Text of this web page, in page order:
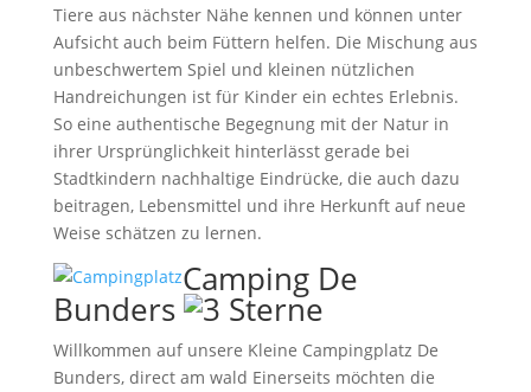
Tiere aus nächster Nähe kennen und können unter
Aufsicht auch beim Füttern helfen. Die Mischung aus
unbeschwertem Spiel und kleinen nützlichen
Handreichungen ist für Kinder ein echtes Erlebnis.
So eine authentische Begegnung mit der Natur in
ihrer Ursprünglichkeit hinterlässt gerade bei
Stadtkindern nachhaltige Eindrücke, die auch dazu
beitragen, Lebensmittel und ihre Herkunft auf neue
Weise schätzen zu lernen.
Camping De
Bunders
Willkommen auf unsere Kleine Campingplatz De
Bunders, direct am wald Einerseits möchten die